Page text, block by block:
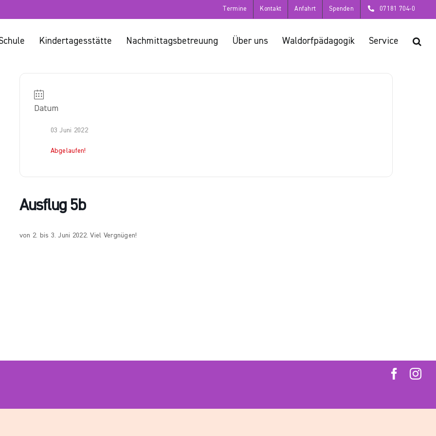
Termine Kontakt Anfahrt Spenden 07181 704-0
Kindertagesstätte Nachmittagsbetreuung Über uns Waldorfpädagogik Service
Datum
03 Juni 2022
Abgelaufen!
Ausflug 5b
von 2. bis 3. Juni 2022. Viel Vergnügen!